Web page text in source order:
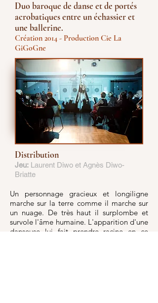
Duo baroque de danse et de portés
acrobatiques entre un échassier et
une ballerine.
Création 2014 - Production Cie La
GiGoGne
Distribution
Jeu: Laurent Diwo et Agnès Diwo-
Briatte
Un personnage gracieux et longiligne
marche sur la terre comme il marche sur
un nuage. De très haut il surplombe et
survole l'âme humaine. L'apparition d'une
danseuse lui fait prendre racine en ce